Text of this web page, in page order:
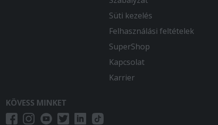
Süti kezelés
Felhasználási feltételek
SuperShop
Kapcsolat
Karrier
KÖVESS MINKET